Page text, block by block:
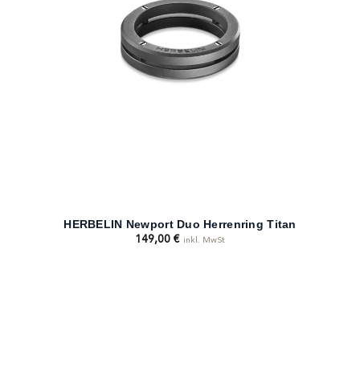
HERBELIN Newport Duo Herrenring Titan
149,00 € inkl. MwSt